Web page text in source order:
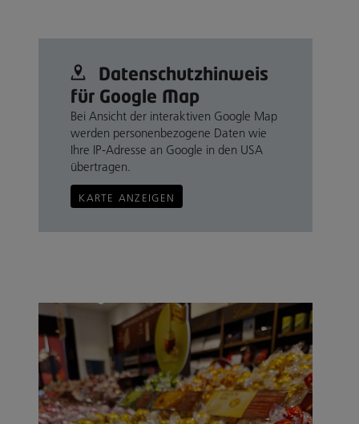
Datenschutz­hinweis
für Google Map
Bei Ansicht der interaktiven Google Map
werden personenbezogene Daten wie
Ihre IP-Adresse an Google in den USA
übertragen.
KARTE ANZEIGEN